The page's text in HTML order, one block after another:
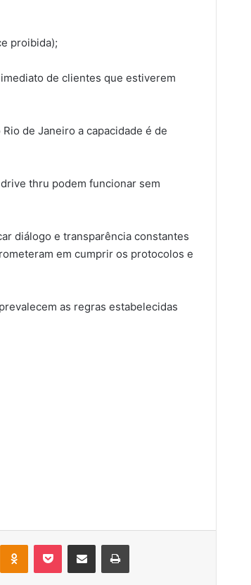
proibida);
de clientes que estiverem
de Janeiro a capacidade é de
thru podem funcionar sem
diálogo e transparência constantes
em cumprir os protocolos e
as regras estabelecidas
OK Pocket Compartilhar via e-mail Imprimir